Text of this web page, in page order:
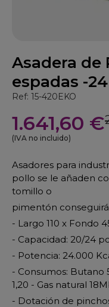
Asadera de
espadas -
Ref: 15-420EKO
1.641,60 €
(IVA no incluido)
Asadores para
pollo se le añaden
tomillo o
pimentón
- Largo 110 x Fondo
- Capacidad: 20/24
- Potencia: 24.000
- Consumos: Butano
1,20 - Gas natural
- Dotación de